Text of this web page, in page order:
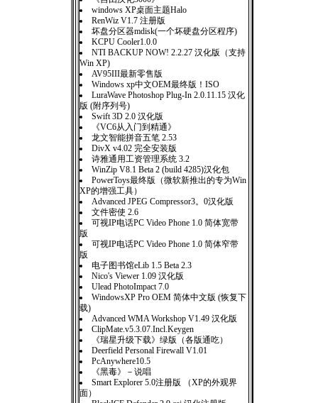
windows XP桌面主题Halo
RenWiz V1.7 注册版
坏盘分区器mdisk(一个坏硬盘分区程序)
KCPU Cooler1.0.0
NTI BACKUP NOW! 2.2.27 汉化版（支持
Win XP)
AV95III最新零售版
Windows xp中文OEM最终版！ISO
LuraWave Photoshop Plug-In 2.0.11.15 汉化
版 (附序列号)
Swift 3D 2.0 汉化版
《VC6从入门到精通》
龙文智能拼音五笔 2.53
DivX v4.02 完全安装版
诗雅通用工资管理系统 3.2
WinZip V8.1 Beta 2 (build 4285)汉化包
PowerToys最终版（微软新推出的专为Win
XP的增强工具）
Advanced JPEG Compressor3。0汉化版
文件密使 2.6
可视IP电话PC Video Phone 1.0 简体宽带
版
可视IP电话PC Video Phone 1.0 简体窄带
版
电子图书馆eLib 1.5 Beta 2.3
Nico's Viewer 1.09 汉化版
Ulead PhotoImpact 7.0
WindowsXP Pro OEM 简体中文版 (恢复下
载)
Advanced WMA Workshop V1.49 汉化版
ClipMate.v5.3.07.Incl.Keygen
《瑞星升级下载》绿版（各版通吃）
Deerfield Personal Firewall V1.01
PcAnywhere10.5
《黑毒》－说唱
Smart Explorer 5.0注册版 （XP的外观界
面）